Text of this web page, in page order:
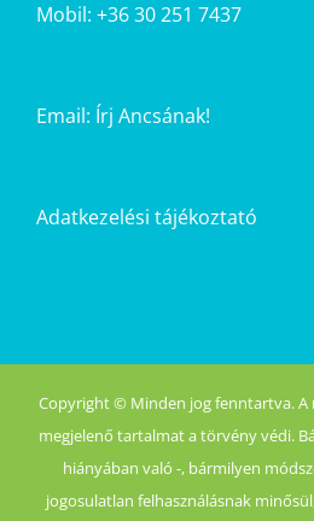
Mobil: +36 30 251 7437
Email: Írj Ancsának!
Adatkezelési tájékoztató
Copyright © Minden jog fenntartva.
megjelenő tartalmat a törvény védi.
hiányában való -, bármilyen
jogosulatlan felhasználásnak